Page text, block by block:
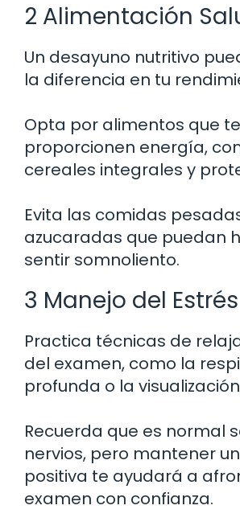
2 Alimentación
Un desayuno nutritivo
la diferencia en tu
Opta por alimentos que te
proporcionen energía,
cereales integrales y
Evita las comidas
azucaradas que puedan
sentir somnoliento.
3 Manejo del Estrés
Practica técnicas de
del examen, como la
profunda o la
Recuerda que es normal
nervios, pero mantener
positiva te ayudará a
examen con confianza.